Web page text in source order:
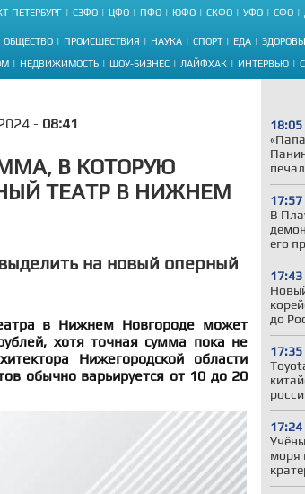
ПЕТЕРБУРГ СЗФО ЦФО ПФО ЮФО СКФО УФО СФО
ОБЩЕСТВО ПРОИСШЕСТВИЯ НАУКА СПОРТ ЕДА
НЕДВИЖИМОСТЬ ШОУ-БИЗНЕС ЛАЙФХАК ИНТЕРВЬЮ
18:05
17:57
В
его
17:43
до
17:35
17:24
моря
- 08:41
В КОТОРУЮ
ТЕАТР В НИЖНЕМ
на новый оперный
в Нижнем Новгороде может
хотя точная сумма пока не
Нижегородской области
обычно варьируется от 10 до 20